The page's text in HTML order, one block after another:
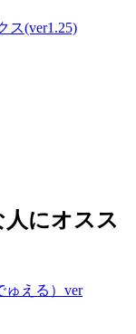
にオスス